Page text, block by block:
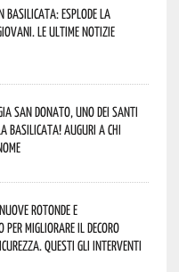
Basilicata: esplode la
Le ultime notizie
San Donato, uno dei Santi
Basilicata! Auguri a chi
rotonde e
migliorare il decoro
Questi gli interventi